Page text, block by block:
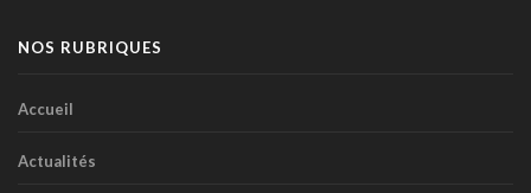
14 juillet 2026 - 17:29
Urgence médicale : l'IA doit d'abord faire ses preuves face
14 juillet 2026 - 16:59
NOS RUBRIQUES
Accueil
Actualités